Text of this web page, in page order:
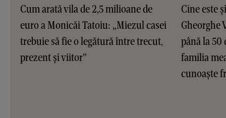
Cum arată vila de 2,5 milioane de
euro a Monicăi Tatoiu: „Miezul casei
trebuie să fie o legătură între trecut,
prezent și viitor”
Cine este
Gheorghe
până la 50
familia
cunoaște